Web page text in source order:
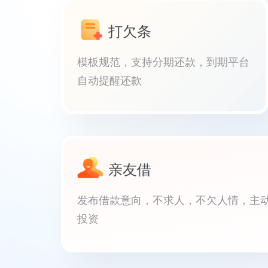
打欠条
模板规范，支持分期还款，到期平台
自动提醒还款
亲友借
发布借款意向，不求人，不欠人情，主
投资